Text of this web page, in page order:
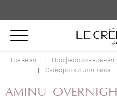
Главная
Профессиональная
Сыворотки для лица
AMINU